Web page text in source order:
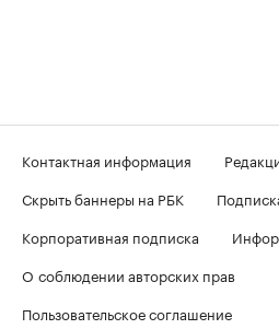
Контактная информация
Скрыть баннеры на РБК
Корпоративная подписка
О соблюдении авторских прав
Пользовательское соглашение